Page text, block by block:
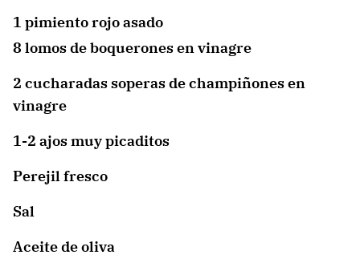
1 pimiento rojo asado
8 lomos de boquerones en vinagre
2 cucharadas soperas de champiñones en
vinagre
1-2 ajos muy picaditos
Perejil fresco
Sal
Aceite de oliva